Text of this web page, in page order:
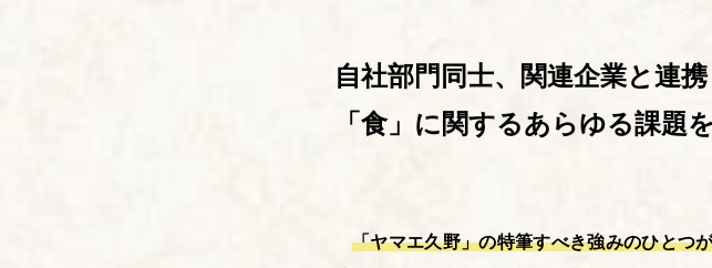
自社部門同士、関連企業と連携
「食」に関するあらゆる課題
「ヤマエ久野」の特筆すべき強みのひとつ